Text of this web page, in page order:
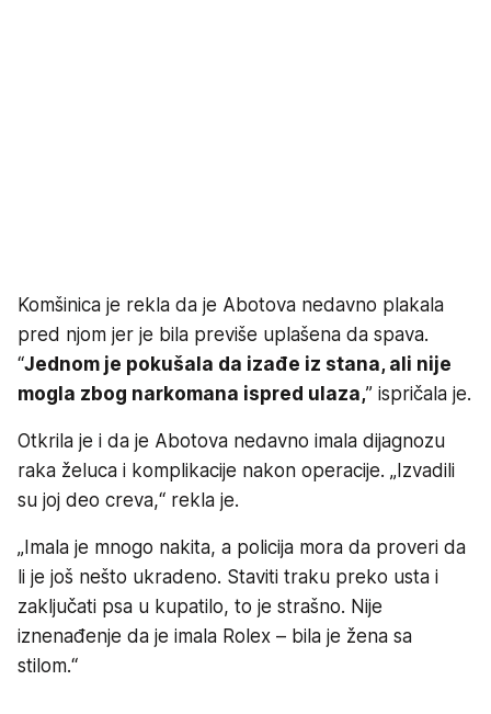
Komšinica je rekla da je Abotova nedavno plakala
pred njom jer je bila previše uplašena da spava.
“Jednom je pokušala da izađe iz stana, ali nije
mogla zbog narkomana ispred ulaza,” ispričala je.
Otkrila je i da je Abotova nedavno imala dijagnozu
raka želuca i komplikacije nakon operacije. „Izvadili
su joj deo creva,“ rekla je.
„Imala je mnogo nakita, a policija mora da proveri da
li je još nešto ukradeno. Staviti traku preko usta i
zaključati psa u kupatilo, to je strašno. Nije
iznenađenje da je imala Rolex – bila je žena sa
stilom.“